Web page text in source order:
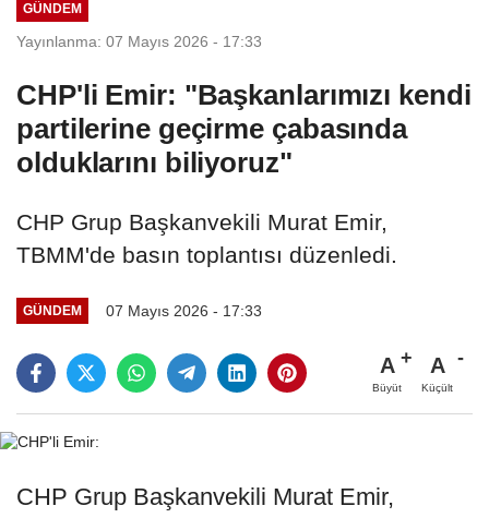
GÜNDEM
Yayınlanma: 07 Mayıs 2026 - 17:33
CHP'li Emir: "Başkanlarımızı kendi
partilerine geçirme çabasında
olduklarını biliyoruz"
CHP Grup Başkanvekili Murat Emir,
TBMM'de basın toplantısı düzenledi.
GÜNDEM 07 Mayıs 2026 - 17:33
A
Büyüt
A
Küçült
CHP Grup Başkanvekili Murat Emir,